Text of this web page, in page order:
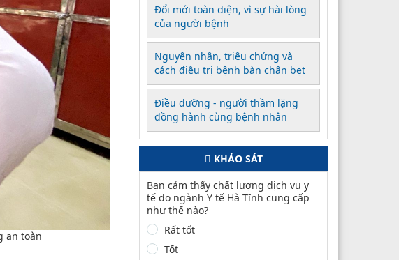
an toàn
Đổi mới toàn diện, vì sự hài lòng
của người bệnh
Nguyên nhân, triệu chứng và
cách điều trị bệnh bàn chân bẹt
Điều dưỡng - người thầm lặng
đồng hành cùng bệnh nhân
KHẢO SÁT
Bạn cảm thấy chất lượng dịch vụ y
tế do ngành Y tế Hà Tĩnh cung cấp
như thế nào?
Rất tốt
Tốt